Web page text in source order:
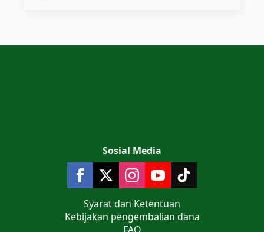
Sosial Media
Syarat dan Ketentuan
Kebijakan pengembalian dana